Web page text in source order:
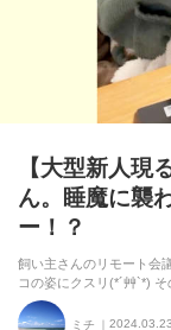
【大型新人現
ん。睡魔に襲
ー！？
飼い主さんのリモート会
コの姿にクスリ(*´艸`*)
ミチ